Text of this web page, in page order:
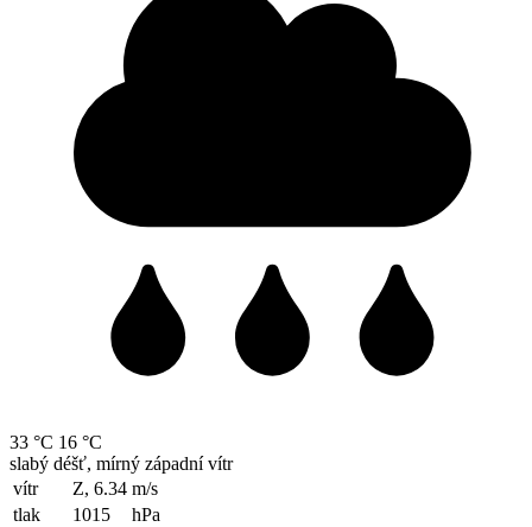
33 °C 16 °C
slabý déšť, mírný západní vítr
vítr
Z, 6.34 m/s
tlak
1015
hPa